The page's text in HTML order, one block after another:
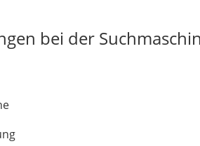
bei der